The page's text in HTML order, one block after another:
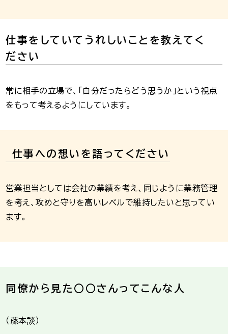
仕事をしていてうれしいことを教えてく
ださい
常に相手の立場で、「自分だったらどう思うか」という視点
をもって考えるようにしています。
仕事への想いを語ってください
営業担当としては会社の業績を考え、同じように業務管理
を考え、攻めと守りを高いレベルで維持したいと思ってい
ます。
同僚から見た○○さんってこんな人
（藤本談）